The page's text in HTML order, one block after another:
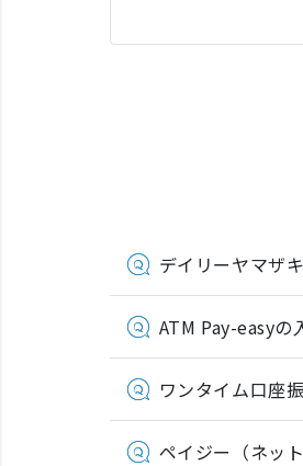
デイリーヤマザ
ATM Pay-easyの
ワンタイム口座
ペイジー（ネッ